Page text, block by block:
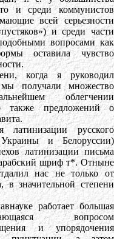
и среди коммунистов
всей серьезности
и среди части
вопросами как
оставила чувство
когда я руководил
получали множество
облегчении
также предложений о
русского
и Белоруссии)
латинизации письма
шриф т*. Отныне
нас не только от
значительной степени
работает большая
вопросом
и упорядочения